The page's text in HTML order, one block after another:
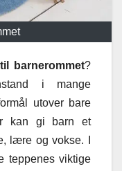
barnerommet?
i mange
utover bare
kan gi barn et
lære og vokse. I
teppenes viktige